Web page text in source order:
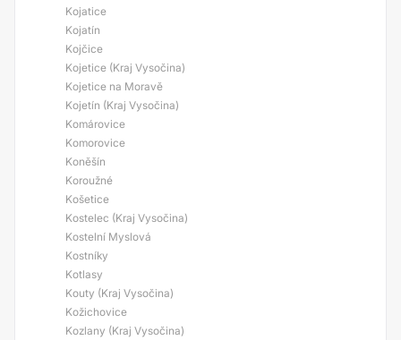
Kojatice
Kojatín
Kojčice
Kojetice (Kraj Vysočina)
Kojetice na Moravě
Kojetín (Kraj Vysočina)
Komárovice
Komorovice
Koněšín
Koroužné
Košetice
Kostelec (Kraj Vysočina)
Kostelní Myslová
Kostníky
Kotlasy
Kouty (Kraj Vysočina)
Kožichovice
Kozlany (Kraj Vysočina)